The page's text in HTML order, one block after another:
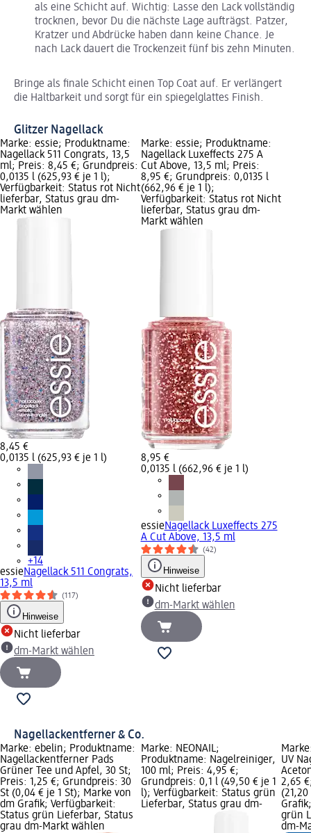
als eine Schicht auf. Wichtig: Lasse den Lack vollständig
trocknen, bevor Du die nächste Lage aufträgst. Patzer,
Kratzer und Abdrücke haben dann keine Chance. Je
nach Lack dauert die Trockenzeit fünf bis zehn Minuten.
Bringe als finale Schicht einen Top Coat auf. Er verlängert
die Haltbarkeit und sorgt für ein spiegelglattes Finish.
Glitzer Nagellack
Marke: essie; Produktname:
Nagellack 511 Congrats, 13,5
ml; Preis: 8,45 €; Grundpreis:
0,0135 l (625,93 € je 1 l);
Verfügbarkeit: Status rot Nicht
lieferbar, Status grau dm-
Markt wählen
8,45 €
0,0135 l (625,93 € je 1 l)
+14
essieNagellack 511 Congrats,
13,5 ml
(117)
Hinweise
Nicht lieferbar
dm-Markt wählen
Marke: essie; Produktname:
Nagellack Luxeffects 275 A
Cut Above, 13,5 ml; Preis:
8,95 €; Grundpreis: 0,0135 l
(662,96 € je 1 l);
Verfügbarkeit: Status rot Nicht
lieferbar, Status grau dm-
Markt wählen
8,95 €
0,0135 l (662,96 € je 1 l)
essieNagellack Luxeffects 275
A Cut Above, 13,5 ml
(42)
Hinweise
Nicht lieferbar
dm-Markt wählen
Nagellackentferner & Co.
Marke: ebelin; Produktname:
Nagellackentferner Pads
Grüner Tee und Apfel, 30 St;
Preis: 1,25 €; Grundpreis: 30
St (0,04 € je 1 St); Marke von
dm Grafik; Verfügbarkeit:
Status grün Lieferbar, Status
grau dm-Markt wählen
Marke: NÉONAIL;
Produktname: Nagelreiniger,
100 ml; Preis: 4,95 €;
Grundpreis: 0,1 l (49,50 € je 1
l); Verfügbarkeit: Status grün
Lieferbar, Status grau dm-
UV
2,65
grün
dm-